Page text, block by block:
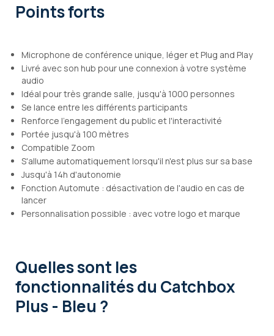
Points forts
Microphone de conférence unique, léger et Plug and Play
Livré avec son hub pour une connexion à votre système
audio
Idéal pour très grande salle, jusqu'à 1000 personnes
Se lance entre les différents participants
Renforce l'engagement du public et l'interactivité
Portée jusqu'à 100 mètres
Compatible Zoom
S'allume automatiquement lorsqu'il n'est plus sur sa base
Jusqu'à 14h d'autonomie
Fonction Automute : désactivation de l'audio en cas de
lancer
Personnalisation possible : avec votre logo et marque
Quelles sont les
fonctionnalitésdu Catchbox
Plus - Bleu ?